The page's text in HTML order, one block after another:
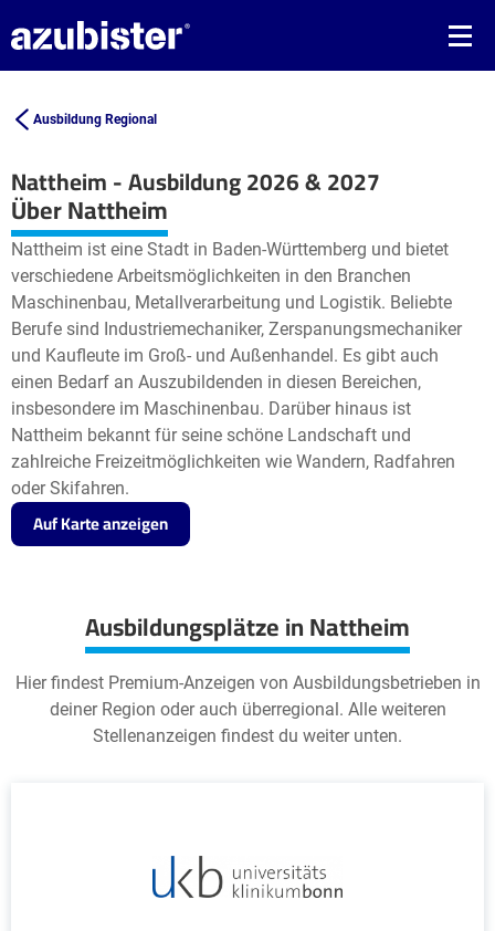
Ausbildung Regional
Nattheim - Ausbildung 2026 & 2027
+
−
Leaflet| ©OpenStreetMap2
Über Nattheim
Nattheim ist eine Stadt in Baden-Württemberg und bietet
verschiedene Arbeitsmöglichkeiten in den Branchen
Maschinenbau, Metallverarbeitung und Logistik. Beliebte
Berufe sind Industriemechaniker, Zerspanungsmechaniker
und Kaufleute im Groß- und Außenhandel. Es gibt auch
einen Bedarf an Auszubildenden in diesen Bereichen,
insbesondere im Maschinenbau. Darüber hinaus ist
Nattheim bekannt für seine schöne Landschaft und
zahlreiche Freizeitmöglichkeiten wie Wandern, Radfahren
oder Skifahren.
Auf Karte anzeigen
Ausbildungsplätze in Nattheim
Hier findest Premium-Anzeigen von Ausbildungsbetrieben in
deiner Region oder auch überregional. Alle weiteren
Stellenanzeigen findest du weiter unten.